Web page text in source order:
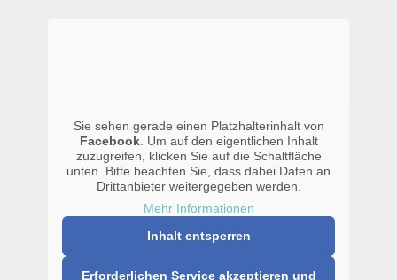
Sie sehen gerade einen Platzhalterinhalt von
Facebook. Um auf den eigentlichen Inhalt
zuzugreifen, klicken Sie auf die Schaltfläche
unten. Bitte beachten Sie, dass dabei Daten an
Drittanbieter weitergegeben werden.
Mehr Informationen
Inhalt entsperren
Erforderlichen Service akzeptieren und